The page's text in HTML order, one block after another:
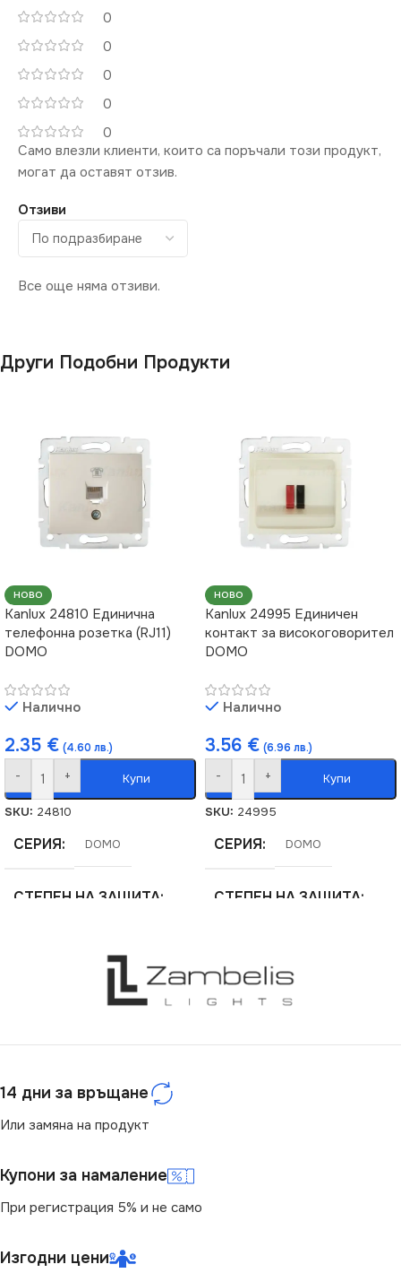
0
0
0
0
0
Отзиви
Все още няма отзиви.
Само влезли клиенти, които са поръчали този продукт,
могат да оставят отзив.
Други Подобни Продукти
НОВО
Kanlux 24810 Единична
телефонна розетка (RJ11)
DOMO
Налично
2.35 € (4.60 лв.)
- + Купи
SKU: 24810
СЕРИЯ DOMO
СТЕПЕН НА ЗАЩИТА
МАРКА KANLUX
РОЗЕТКА
НОВО
Kanlux 24995 Единичен
контакт за високоговорител
DOMO
Налично
3.56 € (6.96 лв.)
- + Купи
SKU: 24995
СЕРИЯ DOMO
СТЕПЕН НА ЗАЩИТА
МАРКА KANLUX
14 дни за връщане
Или замяна на продукт
Купони за намаление
При регистрация 5% и не само
Изгодни цени